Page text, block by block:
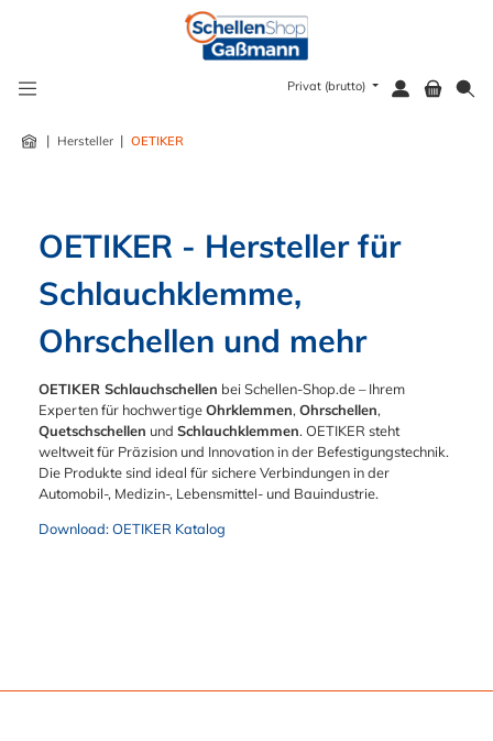
Privat (brutto)
| Hersteller | OETIKER
OETIKER - Hersteller für
Schlauchklemme,
Ohrschellen und mehr
OETIKER Schlauchschellen bei Schellen-Shop.de – Ihrem
Experten für hochwertigeOhrklemmen, Ohrschellen,
Quetschschellen und Schlauchklemmen. OETIKER steht
weltweit für Präzision und Innovation in der Befestigungstechnik.
Die Produkte sind ideal für sichere Verbindungen in der
Automobil-, Medizin-, Lebensmittel- und Bauindustrie.
Download: OETIKER Katalog